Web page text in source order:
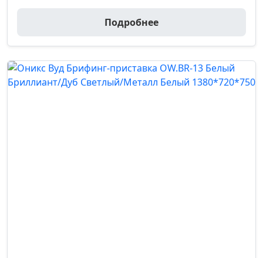
Высота от пола до сиденья см.
47
Подробнее